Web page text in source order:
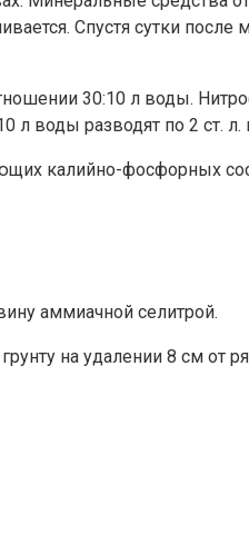
Спустя сутки после
30:10 л воды.
л воды разводят по 2 ст. л.
калийно-фосфорных
аммиачной селитрой.
на удалении 8 см от